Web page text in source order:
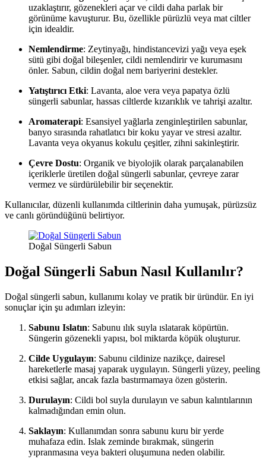
uzaklaştırır, gözenekleri açar ve cildi daha parlak bir
görünüme kavuşturur. Bu, özellikle pürüzlü veya mat ciltler
için idealdir.
Nemlendirme: Zeytinyağı, hindistancevizi yağı veya eşek
sütü gibi doğal bileşenler, cildi nemlendirir ve kurumasını
önler. Sabun, cildin doğal nem bariyerini destekler.
Yatıştırıcı Etki: Lavanta, aloe vera veya papatya özlü
süngerli sabunlar, hassas ciltlerde kızarıklık ve tahrişi azaltır.
Aromaterapi: Esansiyel yağlarla zenginleştirilen sabunlar,
banyo sırasında rahatlatıcı bir koku yayar ve stresi azaltır.
Lavanta veya okyanus kokulu çeşitler, zihni sakinleştirir.
Çevre Dostu: Organik ve biyolojik olarak parçalanabilen
içeriklerle üretilen doğal süngerli sabunlar, çevreye zarar
vermez ve sürdürülebilir bir seçenektir.
Kullanıcılar, düzenli kullanımda ciltlerinin daha yumuşak, pürüzsüz
ve canlı göründüğünü belirtiyor.
Doğal Süngerli Sabun
Doğal Süngerli Sabun Nasıl Kullanılır?
Doğal süngerli sabun, kullanımı kolay ve pratik bir üründür. En iyi
sonuçlar için şu adımları izleyin:
Sabunu Islatın: Sabunu ılık suyla ıslatarak köpürtün.
Süngerin gözenekli yapısı, bol miktarda köpük oluşturur.
Cilde Uygulayın: Sabunu cildinize nazikçe, dairesel
hareketlerle masaj yaparak uygulayın. Süngerli yüzey, peeling
etkisi sağlar, ancak fazla bastırmamaya özen gösterin.
Durulayın: Cildi bol suyla durulayın ve sabun kalıntılarının
kalmadığından emin olun.
Saklayın: Kullanımdan sonra sabunu kuru bir yerde
muhafaza edin. Islak zeminde bırakmak, süngerin
yıpranmasına veya bakteri oluşumuna neden olabilir.